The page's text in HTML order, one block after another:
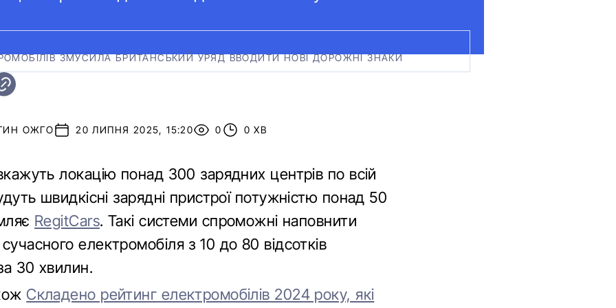
ЗМУСИЛА БРИТАНСЬКИЙ УРЯД ВВОДИТИ НОВІ ДОРОЖНІ ЗНАКИ
ОЖГО 20 ЛИПНЯ 2025, 15:20 0 0 ХВ
локацію понад 300 зарядних центрів по всій
швидкісні зарядні пристрої потужністю понад 50
RegitCars. Такі системи спроможні наповнити
електромобіля з 10 до 80 відсотків
30 хвилин.
Складено рейтинг електромобілів 2024 року, які